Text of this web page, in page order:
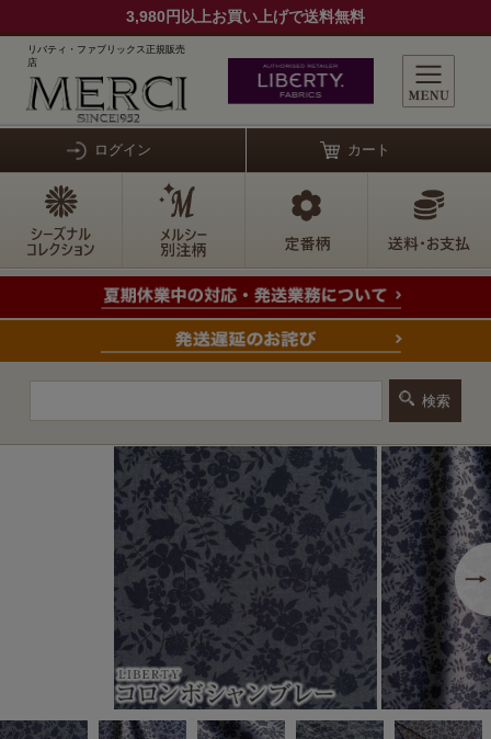
3,980円以上お買い上げで送料無料
リバティ・ファブリックス正規販売
店
ログイン カート